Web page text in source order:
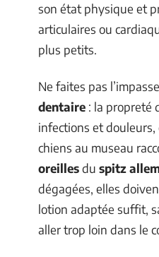
son état physique et
articulaires ou
plus petits.
Ne faites pas
dentaire : la propreté
infections et douleurs,
chiens au museau
oreillesdu spitz
dégagées, elles
lotion adaptée suffit,
aller trop loin dans le